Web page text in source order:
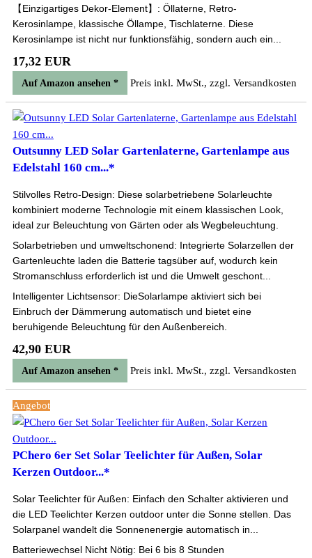
【Einzigartiges Dekor-Element】: Öllaterne, Retro-
Kerosinlampe, klassische Öllampe, Tischlaterne. Diese
Kerosinlampe ist nicht nur funktionsfähig, sondern auch ein...
17,32 EUR
Auf Amazon ansehen * Preis inkl. MwSt., zzgl. Versandkosten
Outsunny LED Solar Gartenlaterne, Gartenlampe aus
Edelstahl 160 cm...*
Stilvolles Retro-Design: Diese solarbetriebene Solarleuchte
kombiniert moderne Technologie mit einem klassischen Look,
ideal zur Beleuchtung von Gärten oder als Wegbeleuchtung.
Solarbetrieben und umweltschonend: Integrierte Solarzellen der
Gartenleuchte laden die Batterie tagsüber auf, wodurch kein
Stromanschluss erforderlich ist und die Umwelt geschont...
Intelligenter Lichtsensor: DieSolarlampe aktiviert sich bei
Einbruch der Dämmerung automatisch und bietet eine
beruhigende Beleuchtung für den Außenbereich.
42,90 EUR
Auf Amazon ansehen * Preis inkl. MwSt., zzgl. Versandkosten
Angebot
PChero 6er Set Solar Teelichter für Außen, Solar
Kerzen Outdoor...*
Solar Teelichter für Außen: Einfach den Schalter aktivieren und
die LED Teelichter Kerzen outdoor unter die Sonne stellen. Das
Solarpanel wandelt die Sonnenenergie automatisch in...
Batteriewechsel Nicht Nötig: Bei 6 bis 8 Stunden